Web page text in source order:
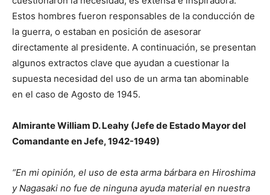
Estos hombres fueron responsables de la conducción de
la guerra, o estaban en posición de asesorar
directamente al presidente. A continuación, se presentan
algunos extractos clave que ayudan a cuestionar la
supuesta necesidad del uso de un arma tan abominable
en el caso de Agosto de 1945.
Almirante William D. Leahy (Jefe de Estado Mayor del
Comandante en Jefe, 1942-1949)
“En mi opinión, el uso de esta arma bárbara en Hiroshima
y Nagasaki no fue de ninguna ayuda material en nuestra